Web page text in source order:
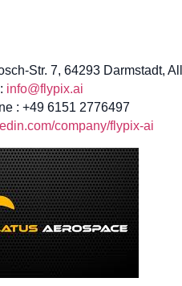
Str. 7, 64293 Darmstadt,
info@flypix.ai
: +49 6151 2776497
company/flypix-ai